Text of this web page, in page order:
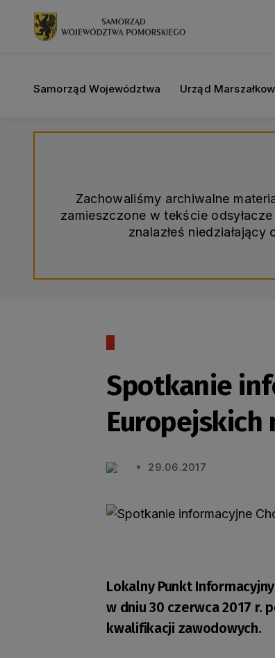
Samorząd Województwa Urząd
Zachowaliśmy archiwalne
zamieszczone w tekście
znalazłeś
Spotkanie
29.06.2017
Lokalny Punkt
w dniu 30 czerwca 2017 r.
kwalifikacji zawodowych.